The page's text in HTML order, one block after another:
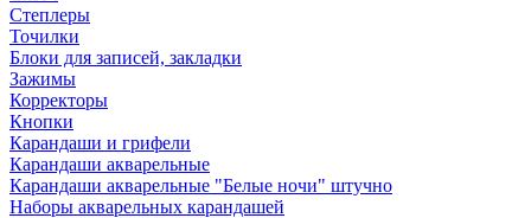
Степлеры
Точилки
Блоки для записей, закладки
Зажимы
Корректоры
Кнопки
Карандаши и грифели
Карандаши акварельные
Карандаши акварельные "Белые ночи" штучно
Наборы акварельных карандашей